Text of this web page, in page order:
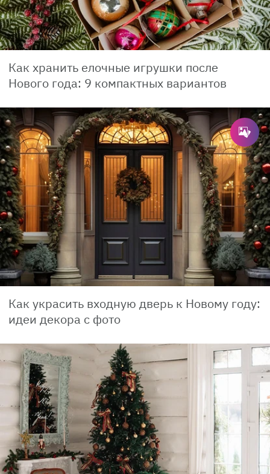
Как хранить елочные игрушки после
Нового года: 9 компактных вариантов
Как украсить входную дверь к Новому году:
идеи декора с фото